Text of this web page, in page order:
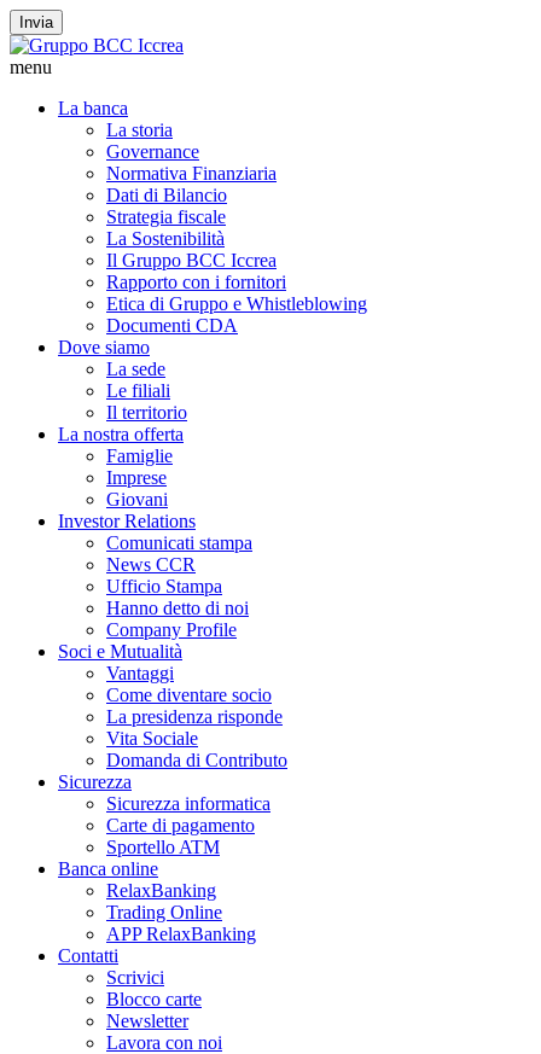
Invia
menu
La banca
La storia
Governance
Normativa Finanziaria
Dati di Bilancio
Strategia fiscale
La Sostenibilità
Il Gruppo BCC Iccrea
Rapporto con i fornitori
Etica di Gruppo e Whistleblowing
Documenti CDA
Dove siamo
La sede
Le filiali
Il territorio
La nostra offerta
Famiglie
Imprese
Giovani
Investor Relations
Comunicati stampa
News CCR
Ufficio Stampa
Hanno detto di noi
Company Profile
Soci e Mutualità
Vantaggi
Come diventare socio
La presidenza risponde
Vita Sociale
Domanda di Contributo
Sicurezza
Sicurezza informatica
Carte di pagamento
Sportello ATM
Banca online
RelaxBanking
Trading Online
APP RelaxBanking
Contatti
Scrivici
Blocco carte
Newsletter
Lavora con noi